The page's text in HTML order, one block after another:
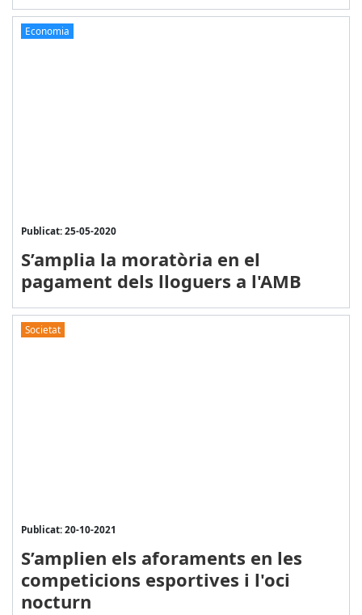
Economia
Publicat: 25-05-2020
S’amplia la moratòria en el
pagament dels lloguers a l'AMB
Societat
Publicat: 20-10-2021
S’amplien els aforaments en les
competicions esportives i l'oci
nocturn